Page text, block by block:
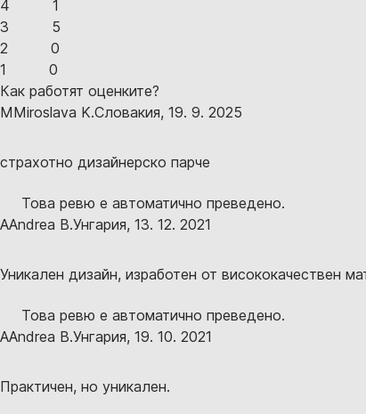
4
1
3
5
2
0
1
0
Как работят оценките?
MMiroslava K.Словакия, 19. 9. 2025
страхотно дизайнерско парче
Това ревю е автоматично преведено.
AAndrea B.Унгария, 13. 12. 2021
Уникален дизайн, изработен от висококачествен
Това ревю е автоматично преведено.
AAndrea B.Унгария, 19. 10. 2021
Практичен, но уникален.